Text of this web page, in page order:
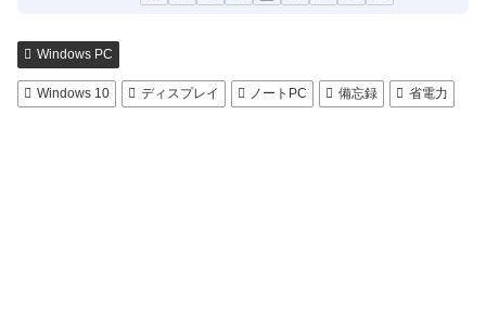
Windows PC
Windows 10 ディスプレイ ノートPC 備忘録 省電力